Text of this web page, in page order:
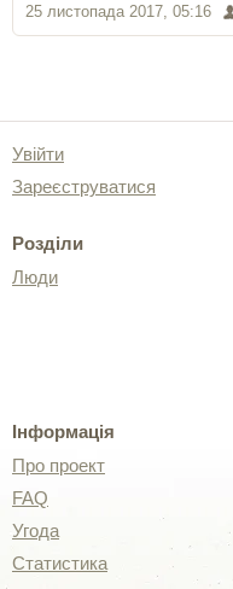
25 листопада 2017, 05:16
Увійти
Зареєструватися
Розділи
Люди
Інформація
Про проект
FAQ
Угода
Статистика